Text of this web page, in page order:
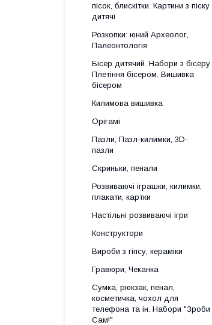
пісок, блискітки. Картини з піску
дитячі
Розкопки: юний Археолог,
Палеонтологія
Бісер дитячий. Набори з бісеру.
Плетіння бісером. Вишивка
бісером
Килимова вишивка
Орігамі
Пазли, Пазл-килимки, 3D-
пазли
Скриньки, пенали
Розвиваючі іграшки, килимки,
плакати, картки
Настільні розвиваючі ігри
Конструктори
Вироби з гіпсу, кераміки
Гравюри, Чеканка
Сумка, рюкзак, пенал,
косметичка, чохол для
телефона та ін. Набори "Зроби
Сам!"